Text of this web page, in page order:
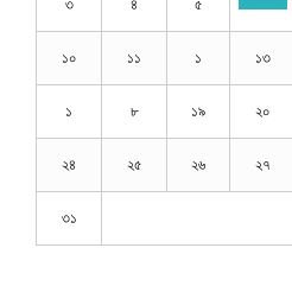
৩ ৪ ৫
১০ ১১ ১ ১৩
১ ৮ ১৯ ২০
২৪ ২৫ ২৬ ২৭
৩১